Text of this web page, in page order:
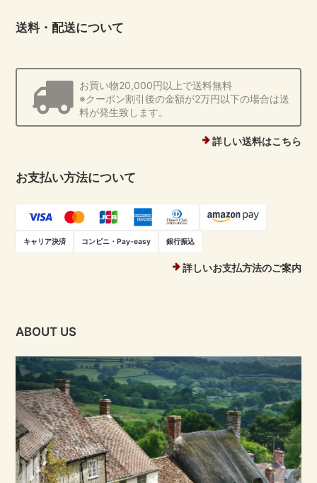
送料・配送について
お買い物20,000円以上で送料無料
※クーポン割引後の金額が2万円以下の場合は送
料が発生致します。
詳しい送料はこちら
お支払い方法について
キャリア決済 コンビニ・Pay-easy 銀行振込
詳しいお支払方法のご案内
ABOUT US